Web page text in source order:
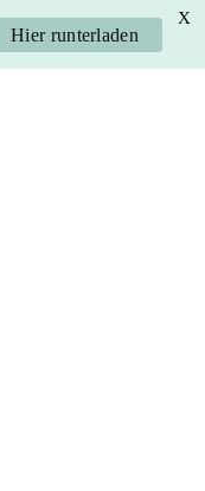
Hier runterladen
X